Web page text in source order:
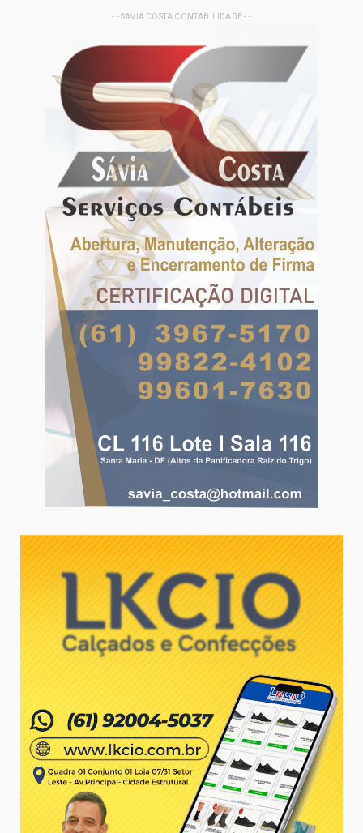
- - SAVIA COSTA CONTABILIDADE - -